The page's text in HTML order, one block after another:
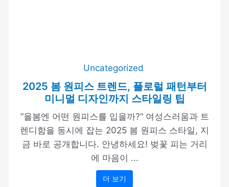
Uncategorized
2025 봄 원피스 트렌드, 플로럴 패턴부터
미니멀 디자인까지 스타일링 팁
“올봄엔 어떤 원피스를 입을까?” 여성스러움과 트
렌디함을 동시에 잡는 2025 봄 원피스 스타일, 지
금 바로 공개합니다. 안녕하세요! 벚꽃 피는 거리
에 마음이 ...
더 보기